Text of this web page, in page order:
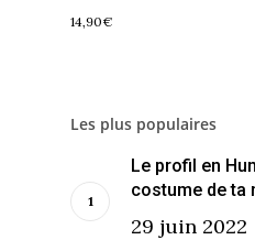
14,90€
Les plus populaires
Le profil en
costume de ta
29 juin 2022